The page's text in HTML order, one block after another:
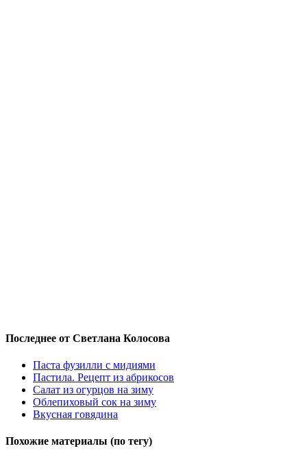
Последнее от Светлана Колосова
Паста фузилли с мидиями
Пастила. Рецепт из абрикосов
Салат из огурцов на зиму
Облепиховый сок на зиму
Вкусная говядина
Похожие материалы (по тегу)